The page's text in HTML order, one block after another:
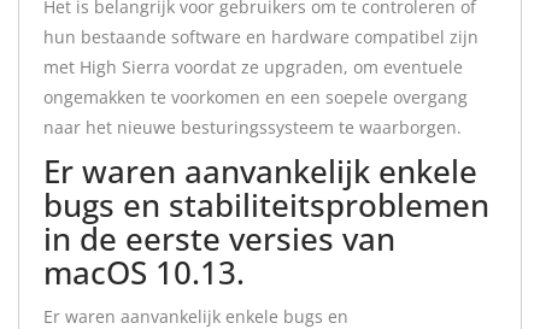
Het is belangrijk voor gebruikers om te controleren of
hun bestaande software en hardware compatibel zijn
met High Sierra voordat ze upgraden, om eventuele
ongemakken te voorkomen en een soepele overgang
naar het nieuwe besturingssysteem te waarborgen.
Er waren aanvankelijk enkele
bugs en stabiliteitsproblemen
in de eerste versies van
macOS 10.13.
Er waren aanvankelijk enkele bugs en